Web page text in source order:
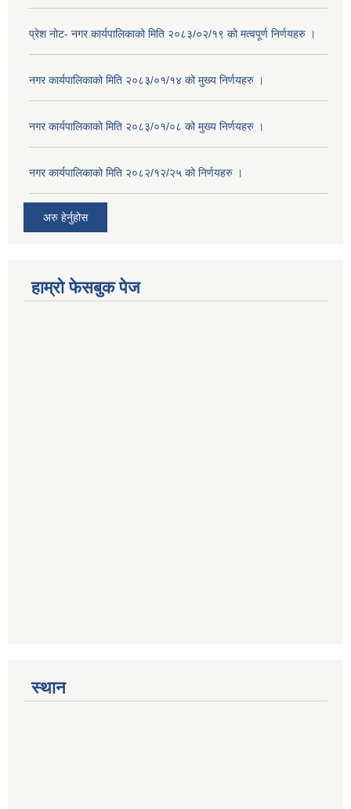
प्रेश नोट- नगर कार्यपालिकाको मिति २०८३/०२/१९ को मत्वपूर्ण निर्णयहरु ।
नगर कार्यपालिकाको मिति २०८३/०१/१४ को मुख्य निर्णयहरु ।
नगर कार्यपालिकाको मिति २०८३/०१/०८ को मुख्य निर्णयहरु ।
नगर कार्यपालिकाको मिति २०८२/१२/२५ को निर्णयहरु ।
अरु हेर्नुहोस
हाम्रो फेसबुक पेज
स्थान